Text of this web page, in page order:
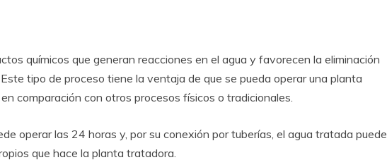
químicos que generan reacciones en el agua y favorecen la eliminación
tipo de proceso tiene la ventaja de que se pueda operar una planta
comparación con otros procesos físicos o tradicionales.
operar las 24 horas y, por su conexión por tuberías, el agua tratada puede
que hace la planta tratadora.